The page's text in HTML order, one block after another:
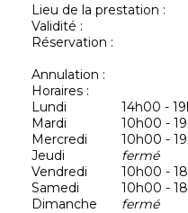
Lieu de la prestation :
Validité :
Réservation :
Annulation :
Horaires :
Lundi
14h00 -
Mardi
10h00 -
Mercredi
10h00 -
Jeudi
fermé
Vendredi
10h00 -
Samedi
10h00 -
Dimanche
fermé